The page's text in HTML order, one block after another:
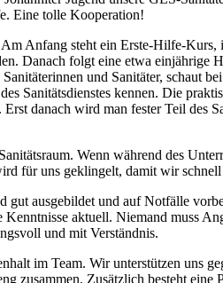
Eine tolle Kooperation!
Anfang steht ein Erste-Hilfe-Kurs,
Danach folgt eine etwa einjährige
und Sanitäter, schaut
Sanitätsdienstes kennen. Die
danach wird man fester Teil des
Wenn während des
für uns geklingelt, damit wir
gut ausgebildet und auf Notfälle
aktuell. Niemand muss
und mit Verständnis.
im Team. Wir unterstützen uns
zusammen. Zusätzlich besteht eine